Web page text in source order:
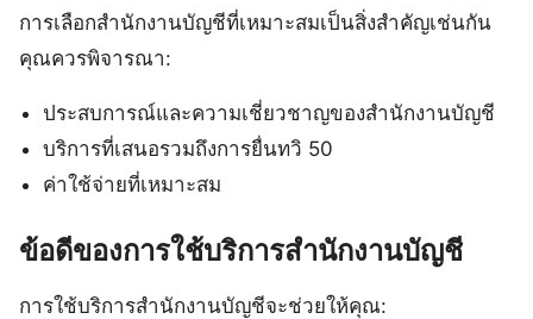
การเลือกสำนักงานบัญชีที่เหมาะสมเป็นสิ่งสำคัญเช่นกัน
คุณควรพิจารณา:
ประสบการณ์และความเชี่ยวชาญของสำนักงานบัญชี
บริการที่เสนอรวมถึงการยื่นทวิ 50
ค่าใช้จ่ายที่เหมาะสม
ข้อดีของการใช้บริการสำนักงานบัญชี
การใช้บริการสำนักงานบัญชีจะช่วยให้คุณ: